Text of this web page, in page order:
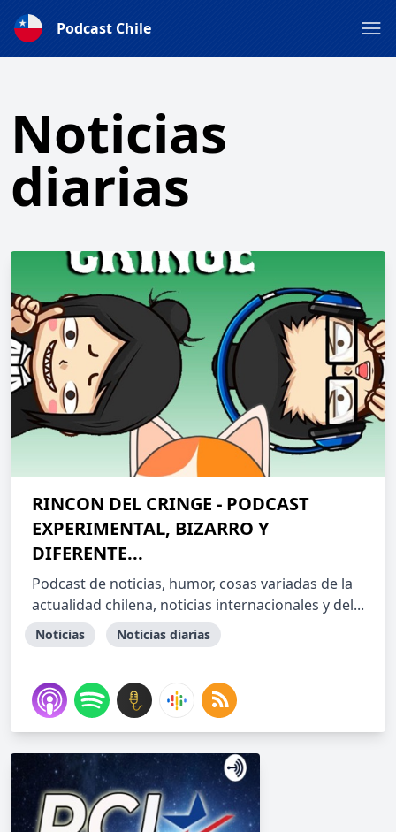
Podcast Chile
Noticias
diarias
RINCON DEL CRINGE - PODCAST
EXPERIMENTAL, BIZARRO Y
DIFERENTE...
Podcast de noticias, humor, cosas variadas de la
actualidad chilena, noticias internacionales y del...
Noticias Noticias diarias